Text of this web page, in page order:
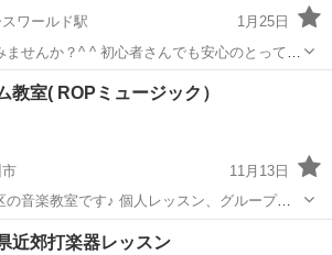
ワールド駅
1月25日
さんでも安心のとっても
ドラムベヤ ウェブサイト http://k...
スペースワールド駅 ドラム
教室( ROPミュージック）
11月13日
個人レッスン、グループレ
ジュールに合わせたスポットレッスンもあり
ラム レッスン
近郊打楽器レッスン